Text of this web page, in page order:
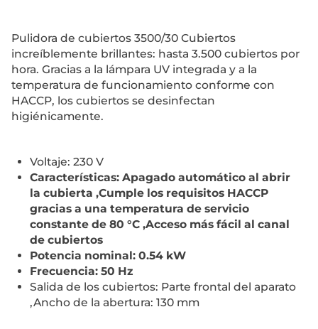
Pulidora de cubiertos 3500/30 Cubiertos
increíblemente brillantes: hasta 3.500 cubiertos por
hora. Gracias a la lámpara UV integrada y a la
temperatura de funcionamiento conforme con
HACCP, los cubiertos se desinfectan
higiénicamente.
Voltaje: 230 V
Características: Apagado automático al abrir
la cubierta ,Cumple los requisitos HACCP
gracias a una temperatura de servicio
constante de 80 °C ,Acceso más fácil al canal
de cubiertos
Potencia nominal: 0.54 kW
Frecuencia: 50 Hz
Salida de los cubiertos: Parte frontal del aparato
,Ancho de la abertura: 130 mm